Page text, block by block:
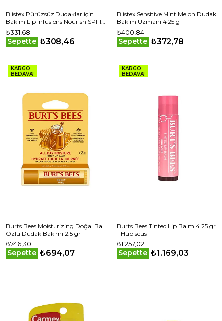
Blistex Pürüzsüz Dudaklar için
Bakım Lip Infusions Nourish SPF15
3,7 gr
₺331,68
Sepette ₺308,46
Blistex Sensitive Mint Melon Dudak
Bakım Uzmanı 4.25 g
₺400,84
Sepette ₺372,78
KARGO
BEDAVA!
Burts Bees Moisturizing Doğal Bal
Özlü Dudak Bakımı 2.5 gr
₺746,30
Sepette ₺694,07
KARGO
BEDAVA!
Burts Bees Tinted Lip Balm 4.25 gr
- Hubiscus
₺1.257,02
Sepette ₺1.169,03